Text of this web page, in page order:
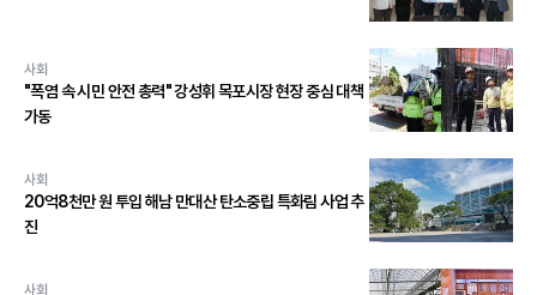
사회
"폭염 속 시민 안전 총력" 강성휘 목포시장 현장 중심 대책
가동
사회
20억8천만 원 투입 해남 만대산 탄소중립 특화림 사업 추
진
사회